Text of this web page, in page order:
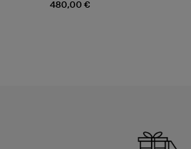
480,00 €
Champagne